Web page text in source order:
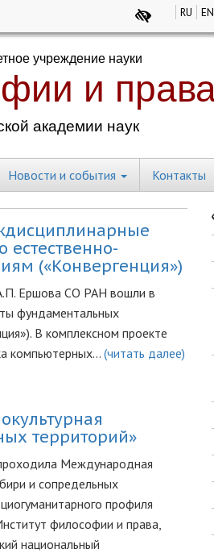
RU EN
Новости и события Контакты
(«Конвергенция»)
Ершова СО РАН вошли в
фундаментальных
В комплексном проекте
компьютерных… (читать далее)
территорий»
Международная
и сопредельных
профиля
философии и права,
национальный